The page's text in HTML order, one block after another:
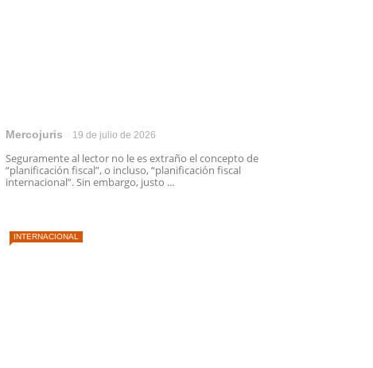
Mercojuris 19 de julio de 2026
Seguramente al lector no le es extraño el concepto de
“planificación fiscal”, o incluso, “planificación fiscal
internacional”. Sin embargo, justo ...
INTERNACIONAL